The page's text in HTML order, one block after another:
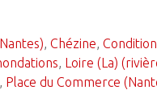
, Chézine,
, Loire (La)
, Place du Commerce